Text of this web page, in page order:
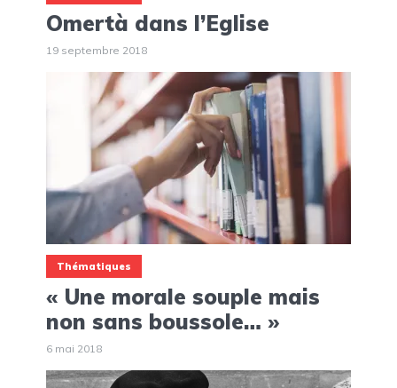
Omertà dans l’Eglise
19 septembre 2018
Thématiques
« Une morale souple mais
non sans boussole… »
6 mai 2018